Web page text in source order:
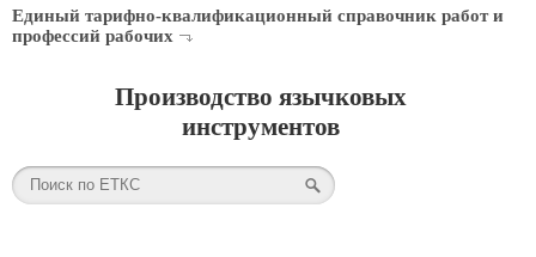
Единый тарифно-квалификационный справочник работ и
профессий рабочих
Производство язычковых
инструментов